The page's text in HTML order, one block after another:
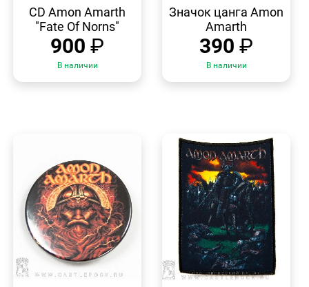
ПРОСМОТР
CD Amon Amarth
"Fate Of Norns"
900 ₽
В наличии
ПРОСМОТР
Значок цанга Amon
Amarth
390 ₽
В наличии